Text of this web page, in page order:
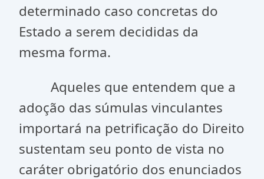
determinado caso concretas do
Estado a serem decididas da
mesma forma.
Aqueles que entendem que a
adoção das súmulas vinculantes
importará na petrificação do Direito
sustentam seu ponto de vista no
caráter obrigatório dos enunciados